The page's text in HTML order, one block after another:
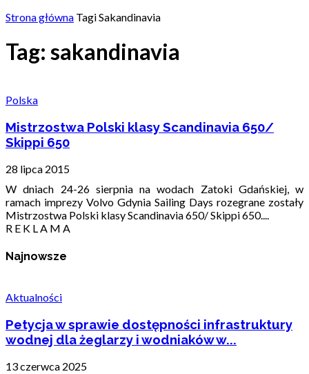
Strona główna TagiSakandinavia
Tag: sakandinavia
Polska
Mistrzostwa Polski klasy Scandinavia 650/
Skippi 650
28 lipca 2015
W dniach 24-26 sierpnia na wodach Zatoki Gdańskiej, w
ramach imprezy Volvo Gdynia Sailing Days rozegrane zostały
Mistrzostwa Polski klasy Scandinavia 650/ Skippi 650....
R E K L A M A
Najnowsze
Aktualności
Petycja w sprawie dostępności infrastruktury
wodnej dla żeglarzy i wodniaków w...
13 czerwca 2025